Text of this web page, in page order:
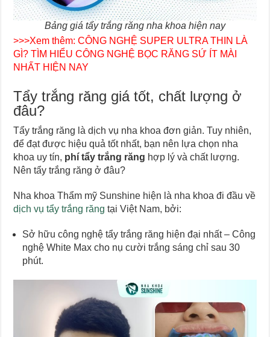
Bảng giá tẩy trắng răng nha khoa hiện nay
>>>Xem thêm:CÔNG NGHỆ SUPER ULTRA THIN LÀ
GÌ? TÌM HIỂU CÔNG NGHỆ BỌC RĂNG SỨ ÍT MÀI
NHẤT HIỆN NAY
Tẩy trắng răng giá tốt, chất lượng ở
đâu?
Tẩy trắng răng là dịch vụ nha khoa đơn giản. Tuy nhiên,
để đạt được hiệu quả tốt nhất, bạn nên lựa chọn nha
khoa uy tín, phí tẩy trắng răng hợp lý và chất lượng.
Nên tẩy trắng răng ở đâu?
Nha khoa Thẩm mỹ Sunshine hiện là nha khoa đi đầu về
dịch vụ tẩy trắng răng tại Việt Nam, bởi:
Sở hữu công nghệ tẩy trắng răng hiện đại nhất – Công
nghệ White Max cho nụ cười trắng sáng chỉ sau 30
phút.